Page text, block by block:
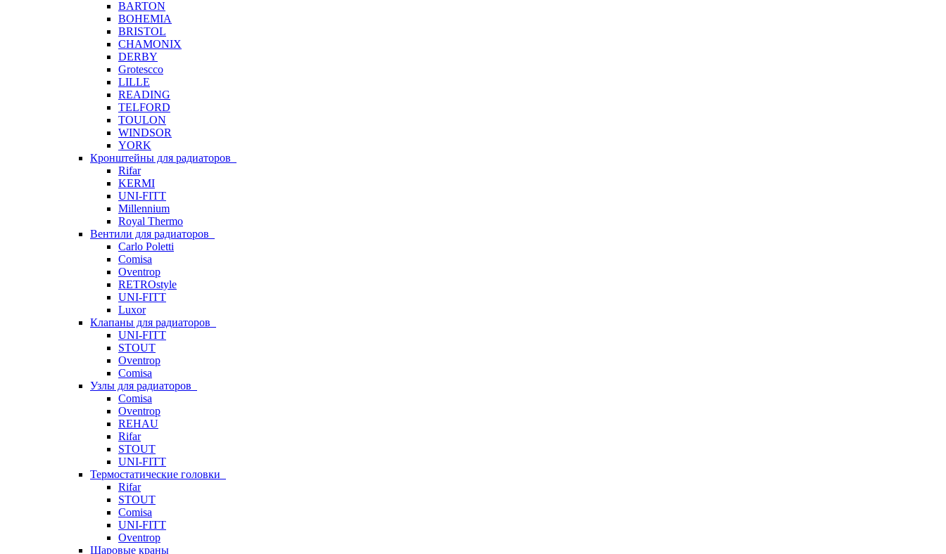
BARTON
BOHEMIA
BRISTOL
CHAMONIX
DERBY
Grotescco
LILLE
READING
TELFORD
TOULON
WINDSOR
YORK
Кронштейны для радиаторов
Rifar
KERMI
UNI-FITT
Millennium
Royal Thermo
Вентили для радиаторов
Carlo Poletti
Comisa
Oventrop
RETROstyle
UNI-FITT
Luxor
Клапаны для радиаторов
UNI-FITT
STOUT
Oventrop
Comisa
Узлы для радиаторов
Comisa
Oventrop
REHAU
Rifar
STOUT
UNI-FITT
Термостатические головки
Rifar
STOUT
Comisa
UNI-FITT
Oventrop
Шаровые краны